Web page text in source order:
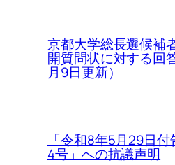
京都大学総長選候補
開質問状に対する回
月9日更新）
「令和8年5月29日
4号」への抗議声明